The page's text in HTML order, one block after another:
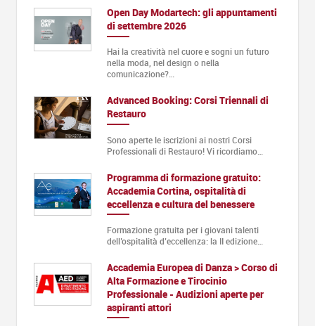
Open Day Modartech: gli appuntamenti
di settembre 2026
Hai la creatività nel cuore e sogni un futuro
nella moda, nel design o nella
comunicazione?…
Advanced Booking: Corsi Triennali di
Restauro
Sono aperte le iscrizioni ai nostri Corsi
Professionali di Restauro! Vi ricordiamo…
Programma di formazione gratuito:
Accademia Cortina, ospitalità di
eccellenza e cultura del benessere
Formazione gratuita per i giovani talenti
dell’ospitalità d’eccellenza: la II edizione…
Accademia Europea di Danza > Corso di
Alta Formazione e Tirocinio
Professionale - Audizioni aperte per
aspiranti attori